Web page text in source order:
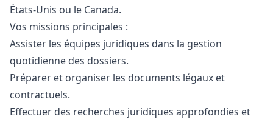
États-Unis ou le Canada.
Vos missions principales :
Assister les équipes juridiques dans la gestion
quotidienne des dossiers.
Préparer et organiser les documents légaux et
contractuels.
Effectuer des recherches juridiques approfondies et